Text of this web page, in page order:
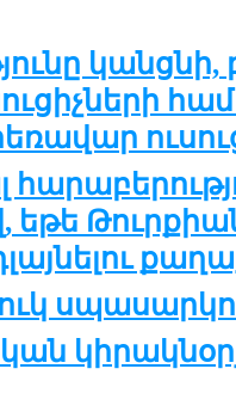
կանց­նի,